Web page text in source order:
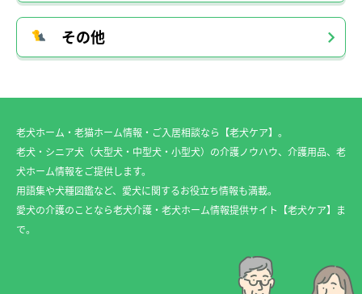
その他
老犬ホーム・老猫ホーム情報・ご入居相談なら【老犬ケア】。
老犬・シニア犬（大型犬・中型犬・小型犬）の介護ノウハウ、介護用品、老
犬ホーム情報をご提供します。
用語集や犬種図鑑など、愛犬に関するお役立ち情報も満載。
愛犬の介護のことなら老犬介護・老犬ホーム情報提供サイト【老犬ケア】ま
で。